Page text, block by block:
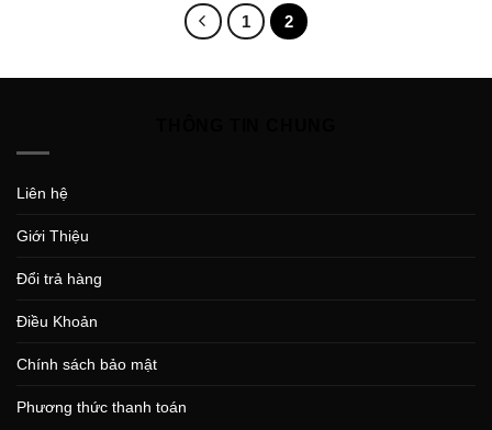
1 2
Liên hệ
Giới Thiệu
Đổi trả hàng
Điều Khoản
Chính sách bảo mật
Phương thức thanh toán